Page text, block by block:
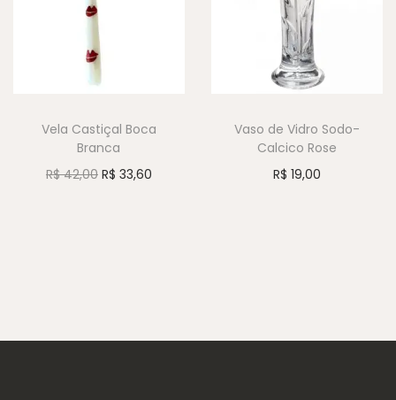
Vela Castiçal Boca
Branca
R$42,00 R$ 33,60
Vaso de Vidro Sodo-
Calcico Rose
R$ 19,00